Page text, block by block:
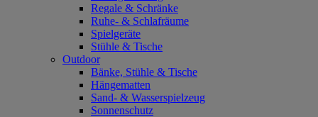
Regale & Schränke
Ruhe- & Schlafräume
Spielgeräte
Stühle & Tische
Outdoor
Bänke, Stühle & Tische
Hängematten
Sand- & Wasserspielzeug
Sonnenschutz